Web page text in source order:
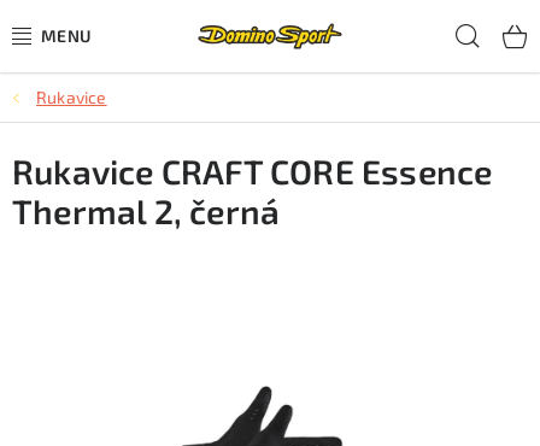
na
CYKLISTIKA
SJEZDOVÉ LYŽOVÁNÍ
SKIALPOVÉ LYŽOVÁNÍ
Rukavice
Rukavice CRAFT CORE Essence
Thermal 2, černá